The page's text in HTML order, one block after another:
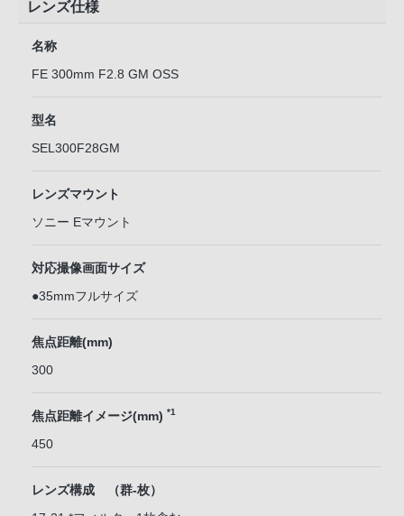
レンズ仕様
名称
FE 300mm F2.8 GM OSS
型名
SEL300F28GM
レンズマウント
ソニー Eマウント
対応撮像画面サイズ
●35mmフルサイズ
焦点距離(mm)
300
焦点距離イメージ(mm) *1
450
レンズ構成 （群-枚）